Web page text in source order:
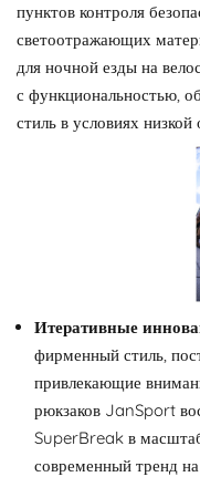
пунктов контроля
светоотражающих
для ночной езды на
с функциональностью,
стиль в условиях
Итеративные
фирменный стиль,
привлекающие
рюкзаков JanSport
SuperBreak в
современный тренд